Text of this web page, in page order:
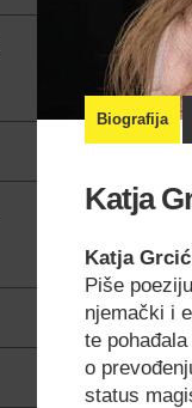
Biografija
Katja
Katja Grcić
Piše
njemački i
te
o
status